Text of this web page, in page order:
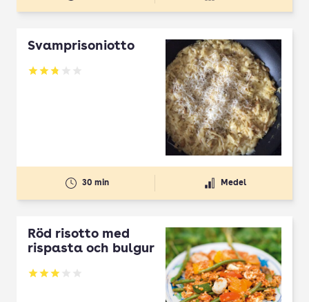
Svamprisoniotto
Betyg: 2.77 av 5
30 min Medel
Röd risotto med
rispasta och bulgur
Betyg: 3 av 5